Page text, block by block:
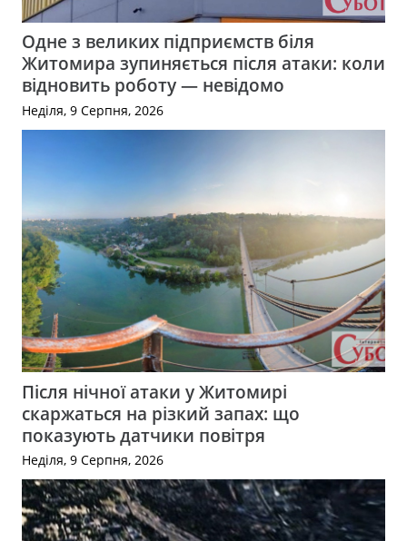
Одне з великих підприємств біля
Житомира зупиняється після атаки: коли
відновить роботу — невідомо
Неділя, 9 Серпня, 2026
Після нічної атаки у Житомирі
скаржаться на різкий запах: що
показують датчики повітря
Неділя, 9 Серпня, 2026